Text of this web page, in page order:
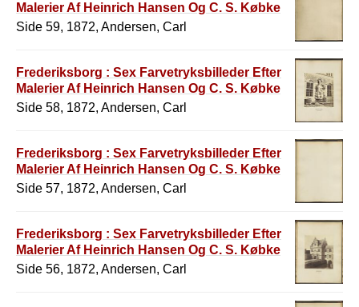
Malerier Af Heinrich Hansen Og C. S. Købke
Side 59, 1872, Andersen, Carl
Frederiksborg : Sex Farvetryksbilleder Efter
Malerier Af Heinrich Hansen Og C. S. Købke
Side 58, 1872, Andersen, Carl
Frederiksborg : Sex Farvetryksbilleder Efter
Malerier Af Heinrich Hansen Og C. S. Købke
Side 57, 1872, Andersen, Carl
Frederiksborg : Sex Farvetryksbilleder Efter
Malerier Af Heinrich Hansen Og C. S. Købke
Side 56, 1872, Andersen, Carl